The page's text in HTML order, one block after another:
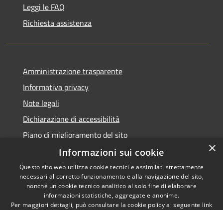
Leggi le FAQ
Richiesta assistenza
Amministrazione trasparente
Informativa privacy
Note legali
Dichiarazione di accessibilità
Piano di miglioramento del sito
Accessibilità
Copyright © 2026 • Comune di
Baiso • Powered by
×
Informazioni sui cookie
Questo sito web utilizza cookie tecnici e assimilati strettamente
necessari al corretto funzionamento e alla navigazione del sito,
nonché un cookie tecnico analitico al solo fine di elaborare
informazioni statistiche, aggregate e anonime.
Per maggiori dettagli, può consultare la cookie policy al seguente link